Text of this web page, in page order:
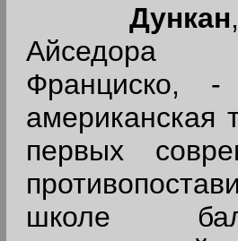
Дункан
Айседора
Франциско,
американская
первых
школе